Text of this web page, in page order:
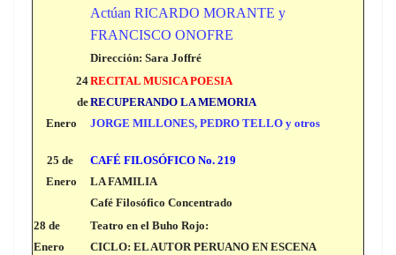
Actúan RICARDO MORANTE y
FRANCISCO ONOFRE
Dirección: Sara Joffré
24
de
Enero
RECITAL MUSICA POESIA
RECUPERANDO LA MEMORIA
JORGE MILLONES, PEDRO TELLO y otros
25 de
Enero
CAFÉ FILOSÓFICO No. 219
LA FAMILIA
Café Filosófico Concentrado
28 de
Enero
Teatro en el Buho Rojo:
CICLO: EL AUTOR PERUANO EN ESCENA